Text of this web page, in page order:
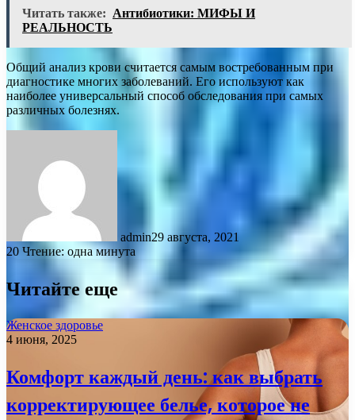
Читать также: Антибиотики: МИФЫ И
РЕАЛЬНОСТЬ
Общий анализ крови считается самым востребованным при
диагностике многих заболеваний. Его используют как
наиболее универсальный способ обследования при самых
различных болезнях.
admin29 августа, 2021
20 Чтение: одна минута
Читайте еще
Женское здоровье
4 июня, 2025
Комфорт каждый день: как выбрать
корректирующее белье, которое не